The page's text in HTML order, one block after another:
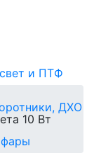
и ПТФ
ДХО
10 Вт